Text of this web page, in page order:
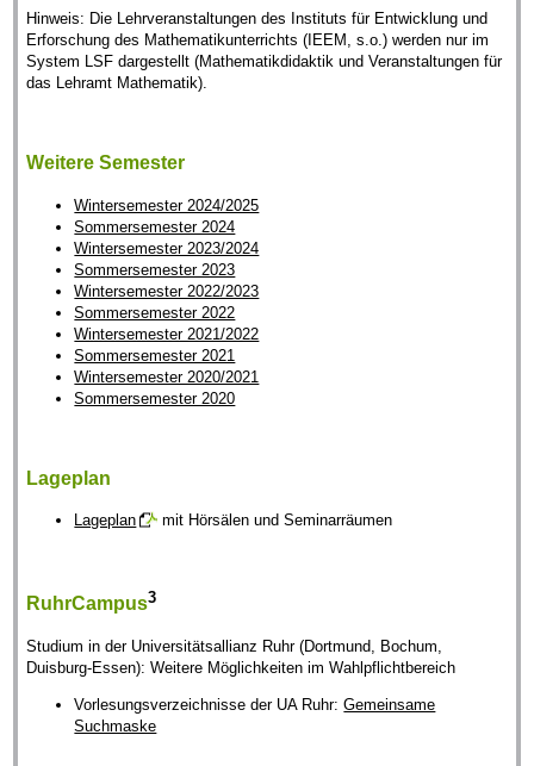
Hinweis: Die Lehrveranstaltungen des Instituts für Entwicklung und
Erforschung des Mathematikunterrichts (IEEM, s.o.) werden nur im
System LSF dargestellt (Mathematikdidaktik und Veranstaltungen für
das Lehramt Mathematik).
Weitere Semester
Wintersemester 2024/2025
Sommersemester 2024
Wintersemester 2023/2024
Sommersemester 2023
Wintersemester 2022/2023
Sommersemester 2022
Wintersemester 2021/2022
Sommersemester 2021
Wintersemester 2020/2021
Sommersemester 2020
Lageplan
Lageplan mit Hörsälen und Seminarräumen
RuhrCampus3
Studium in der Universitätsallianz Ruhr (Dortmund, Bochum,
Duisburg-Essen): Weitere Möglichkeiten im Wahlpflichtbereich
Vorlesungsverzeichnisse der UA Ruhr:Gemeinsame
Suchmaske